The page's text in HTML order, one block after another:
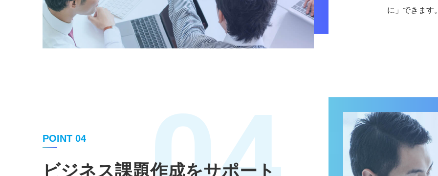
に」できます
POINT 04
ビジネス課題作成をサポート